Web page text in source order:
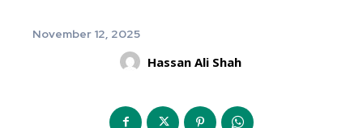
November 12, 2025
Hassan Ali Shah